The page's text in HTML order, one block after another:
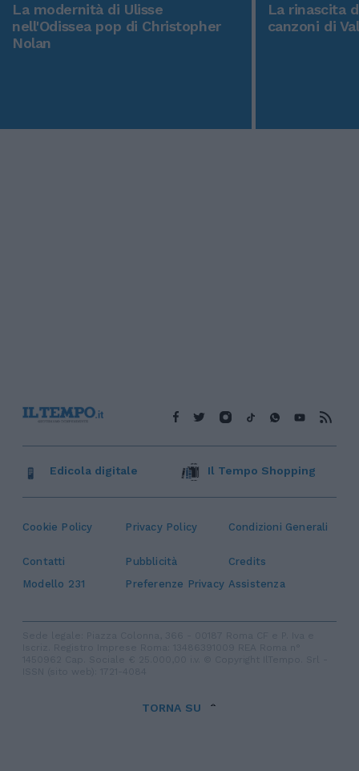
La modernità di Ulisse
nell'Odissea pop di Christopher
Nolan
La rinascita
canzoni di
Cookie Policy Privacy Policy Condizioni Generali
Contatti Pubblicità
Credits
Modello 231
Preferenze Privacy Assistenza
Edicola digitale Il Tempo Shopping
TORNA SU